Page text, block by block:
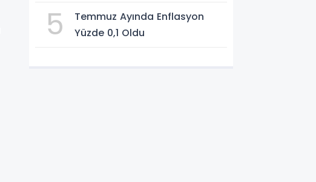
5
Temmuz Ayında Enflasyon
Yüzde 0,1 Oldu